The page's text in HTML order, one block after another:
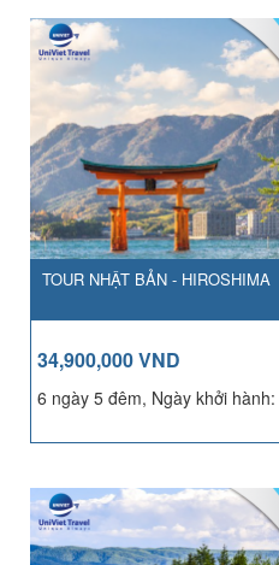
TOUR NHẬT BẢN - HIROSHIMA
34,900,000 VND
6 ngày 5 đêm, Ngày khởi hành: